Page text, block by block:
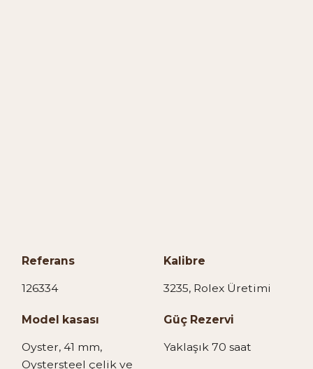
Referans
126334
Model kasası
Oyster, 41 mm,
Oystersteel çelik ve
Kalibre
3235, Rolex Üretimi
Güç Rezervi
Yaklaşık 70 saat